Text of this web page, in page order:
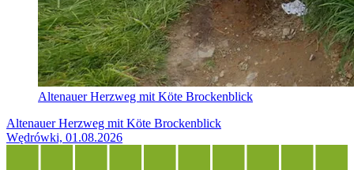
Altenauer Herzweg mit Köte Brockenblick
Altenauer Herzweg mit Köte Brockenblick
Wędrówki, 01.08.2026